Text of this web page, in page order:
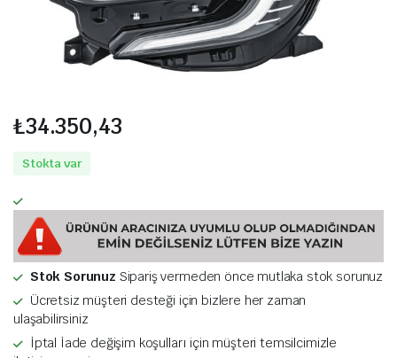
₺34.350,43
Stokta var
Stok Sorunuz Sipariş vermeden önce mutlaka stok sorunuz
Ücretsiz müşteri desteği için bizlere her zaman
ulaşabilirsiniz
İptal İade değişim koşulları için müşteri temsilcimizle